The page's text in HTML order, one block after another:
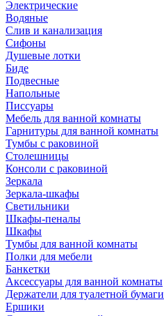
Электрические
Водяные
Слив и канализация
Сифоны
Душевые лотки
Биде
Подвесные
Напольные
Писсуары
Мебель для ванной комнаты
Гарнитуры для ванной комнаты
Тумбы с раковиной
Столешницы
Консоли с раковиной
Зеркала
Зеркала-шкафы
Светильники
Шкафы-пеналы
Шкафы
Тумбы для ванной комнаты
Полки для мебели
Банкетки
Аксессуары для ванной комнаты
Держатели для туалетной бумаги
Ершики